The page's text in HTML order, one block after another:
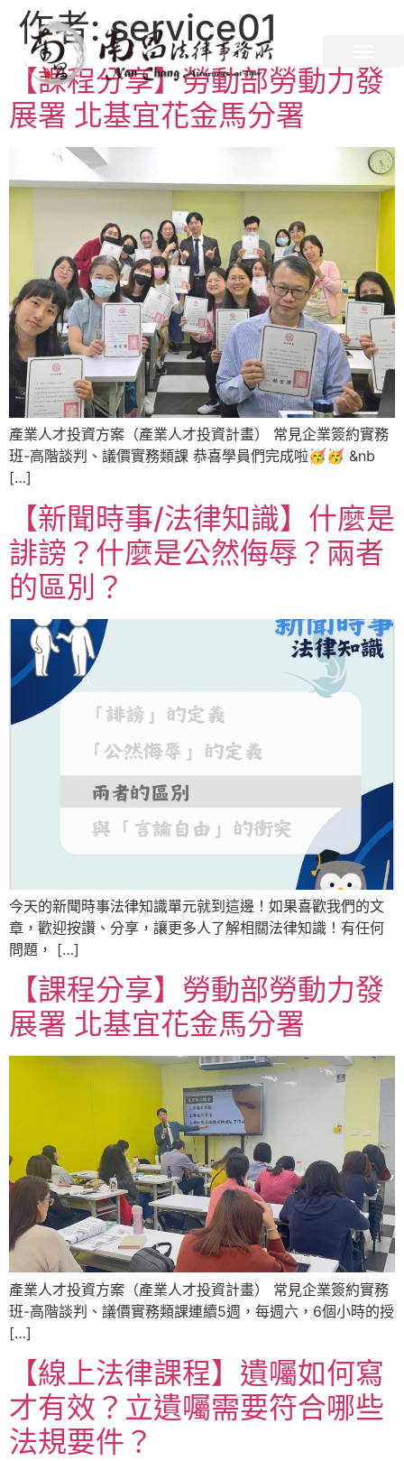
作者:service01
【課程分享】勞動部勞動力發
展署 北基宜花金馬分署
產業人才投資方案（產業人才投資計畫） 常見企業簽約實務
班-高階談判、議價實務類課 恭喜學員們完成啦🥳🥳 &nb
[…]
【新聞時事/法律知識】什麼是
誹謗？什麼是公然侮辱？兩者
的區別？
今天的新聞時事法律知識單元就到這邊！如果喜歡我們的文
章，歡迎按讚、分享，讓更多人了解相關法律知識！有任何
問題， […]
【課程分享】勞動部勞動力發
展署 北基宜花金馬分署
產業人才投資方案（產業人才投資計畫） 常見企業簽約實務
班-高階談判、議價實務類課連續5週，每週六，6個小時的授
[…]
【線上法律課程】遺囑如何寫
才有效？立遺囑需要符合哪些
法規要件？